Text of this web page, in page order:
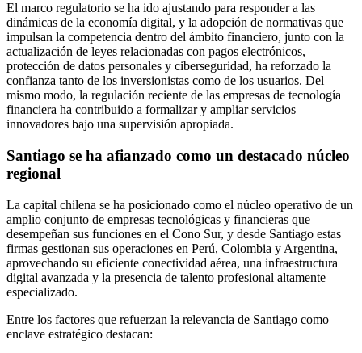
El marco regulatorio se ha ido ajustando para responder a las
dinámicas de la economía digital, y la adopción de normativas que
impulsan la competencia dentro del ámbito financiero, junto con la
actualización de leyes relacionadas con pagos electrónicos,
protección de datos personales y ciberseguridad, ha reforzado la
confianza tanto de los inversionistas como de los usuarios. Del
mismo modo, la regulación reciente de las empresas de tecnología
financiera ha contribuido a formalizar y ampliar servicios
innovadores bajo una supervisión apropiada.
Santiago se ha afianzado como un destacado núcleo
regional
La capital chilena se ha posicionado como el núcleo operativo de un
amplio conjunto de empresas tecnológicas y financieras que
desempeñan sus funciones en el Cono Sur, y desde Santiago estas
firmas gestionan sus operaciones en Perú, Colombia y Argentina,
aprovechando su eficiente conectividad aérea, una infraestructura
digital avanzada y la presencia de talento profesional altamente
especializado.
Entre los factores que refuerzan la relevancia de Santiago como
enclave estratégico destacan: